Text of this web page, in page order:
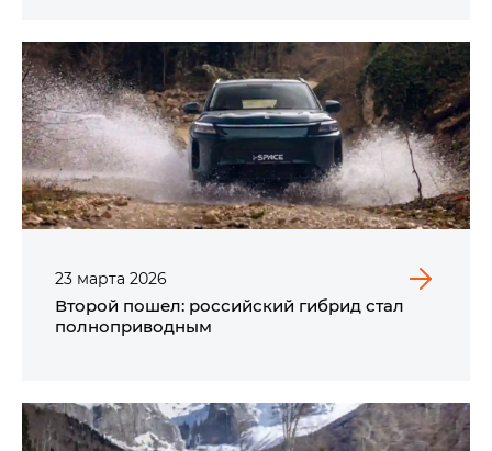
23 марта 2026
Второй пошел: российский гибрид стал
полноприводным